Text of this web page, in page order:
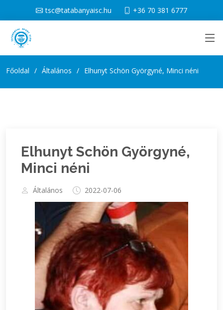
tsc@tatabanyaisc.hu +36 70 381 6777
Főoldal Általános Elhunyt Schön Györgyné, Minci néni
Elhunyt Schön Györgyné,
Minci néni
Általános 2022-07-06